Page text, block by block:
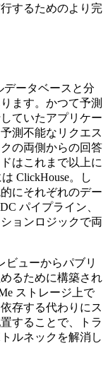
するためのより完
ータベースと分
ます。かつて予測
ていたアプリケー
測不能なリクエス
の両側からの回答
はこれまで以上に
ClickHouse。し
にそれぞれのデー
パイプライン、
ョンロジックで両
ビューからパブリ
るために構築され
ストレージ上で
存する代わりにス
することで、トラ
ルネックを解消し